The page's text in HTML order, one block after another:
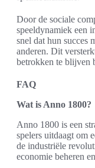
Door de sociale
speeldynamiek een
snel dat hun succes
anderen. Dit
betrokken te blijven
FAQ
Wat is Anno 1800?
Anno 1800 is een
spelers uitdaagt om
de industriële
economie beheren